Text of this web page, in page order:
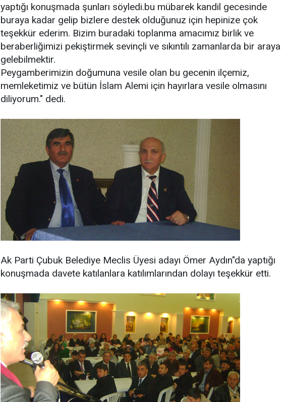
yaptığı konuşmada şunları söyledi.bu mübarek kandil gecesinde
buraya kadar gelip bizlere destek olduğunuz için hepinize çok
teşekkür ederim. Bizim buradaki toplanma amacımız birlik ve
beraberliğimizi pekiştirmek sevinçli ve sıkıntılı zamanlarda bir araya
gelebilmektir.
Peygamberimizin doğumuna vesile olan bu gecenin ilçemiz,
memleketimiz ve bütün İslam Alemi için hayırlara vesile olmasını
diliyorum." dedi.
Ak Parti Çubuk Belediye Meclis Üyesi adayı Ömer Aydın"da yaptığı
konuşmada davete katılanlara katılımlarından dolayı teşekkür etti.